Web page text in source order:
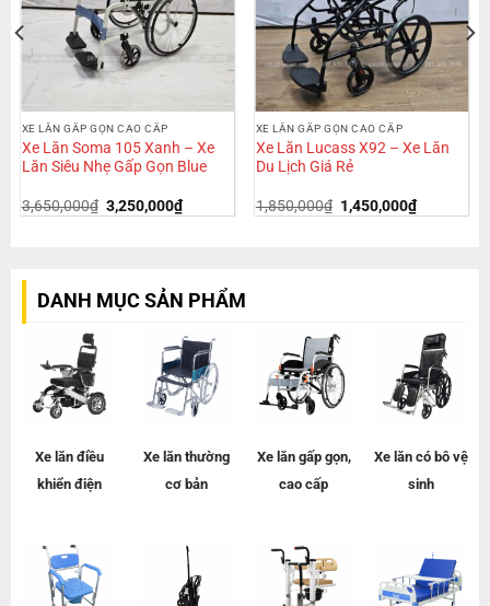
XE LĂN GẤP GỌN CAO CẤP
Xe Lăn Soma 105 Xanh – Xe
Lăn Siêu Nhẹ Gấp Gọn Blue
3,650,000₫ 3,250,000₫
XE LĂN GẤP GỌN CAO CẤP
Xe Lăn Lucass X92 – Xe Lăn
Du Lịch Giá Rẻ
1,850,000₫ 1,450,000₫
DANH MỤC SẢN PHẨM
Xe lăn điều
khiển điện
Xe lăn thường
cơ bản
Xe lăn gấp gọn,
cao cấp
Xe lăn có bô vệ
sinh